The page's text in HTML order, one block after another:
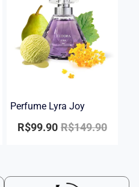
Perfume Lyra Joy
R$149.90
R$99.90